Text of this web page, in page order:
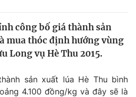
công bố giá thành sản
mua thóc định hướng vùng
Long vụ Hè Thu 2015.
sản xuất lúa Hè Thu bình
4.100 đồng/kg và đây sẽ là